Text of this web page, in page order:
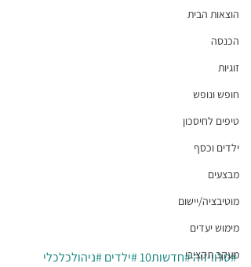
הוצאות הבית
הכנסה
זוגיות
חופש ונופש
טיפים לחיסכון
ילדים וכסף
מבצעים
מוטיבציה/יישום
מימוש יעדים
מעקב תקציבי
#טלוויזיה#חדשות10 #ילדים#ניהולכלכלי